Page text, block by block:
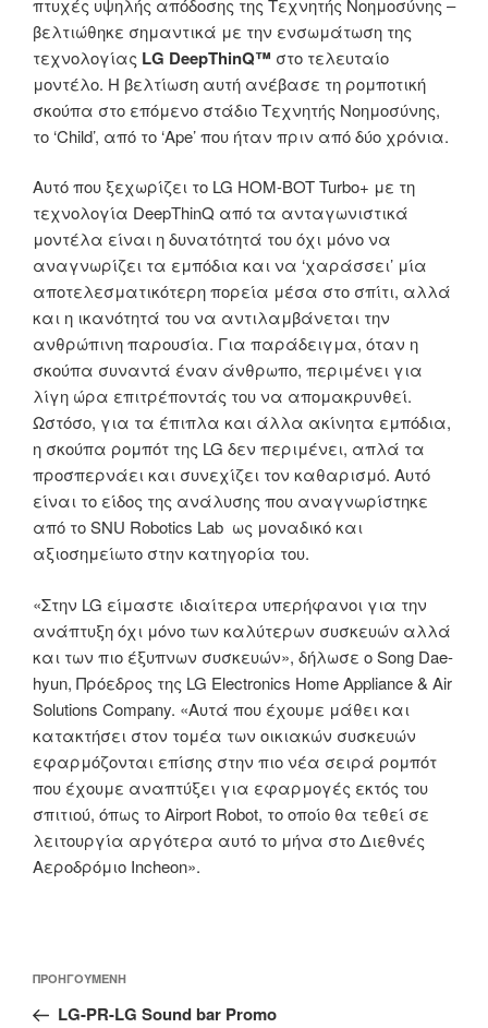
πτυχές υψηλής απόδοσης της Τεχνητής Νοημοσύνης –
βελτιώθηκε σημαντικά με την ενσωμάτωση της
τεχνολογίας LG DeepThinQ™ στο τελευταίο
μοντέλο. Η βελτίωση αυτή ανέβασε τη ρομποτική
σκούπα στο επόμενο στάδιο Τεχνητής Νοημοσύνης,
το ‘Child’, από το ‘Ape’ που ήταν πριν από δύο χρόνια.
Αυτό που ξεχωρίζει το LG HOM-BOT Turbo+ με τη
τεχνολογία DeepThinQ από τα ανταγωνιστικά
μοντέλα είναι η δυνατότητά του όχι μόνο να
αναγνωρίζει τα εμπόδια και να ‘χαράσσει’ μία
αποτελεσματικότερη πορεία μέσα στο σπίτι, αλλά
και η ικανότητά του να αντιλαμβάνεται την
ανθρώπινη παρουσία. Για παράδειγμα, όταν η
σκούπα συναντά έναν άνθρωπο, περιμένει για
λίγη ώρα επιτρέποντάς του να απομακρυνθεί.
Ωστόσο, για τα έπιπλα και άλλα ακίνητα εμπόδια,
η σκούπα ρομπότ της LG δεν περιμένει, απλά τα
προσπερνάει και συνεχίζει τον καθαρισμό. Αυτό
είναι το είδος της ανάλυσης που αναγνωρίστηκε
από το SNU Robotics Lab ως μοναδικό και
αξιοσημείωτο στην κατηγορία του.
«Στην LG είμαστε ιδιαίτερα υπερήφανοι για την
ανάπτυξη όχι μόνο των καλύτερων συσκευών αλλά
και των πιο έξυπνων συσκευών», δήλωσε ο Song Dae-
hyun, Πρόεδρος της LG Electronics Home Appliance & Air
Solutions Company. «Αυτά που έχουμε μάθει και
κατακτήσει στον τομέα των οικιακών συσκευών
εφαρμόζονται επίσης στην πιο νέα σειρά ρομπότ
που έχουμε αναπτύξει για εφαρμογές εκτός του
σπιτιού, όπως το Airport Robot, το οποίο θα τεθεί σε
λειτουργία αργότερα αυτό το μήνα στο Διεθνές
Αεροδρόμιο Incheon».
άρθρων
Προηγούμενο
άρθρο
ΠΡΟΗΓΟΎΜΕΝΗ
LG-PR-LG Sound bar Promo